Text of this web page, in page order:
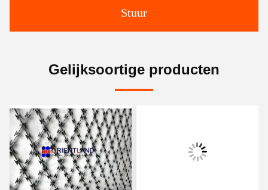
Stuur
Gelijksoortige producten